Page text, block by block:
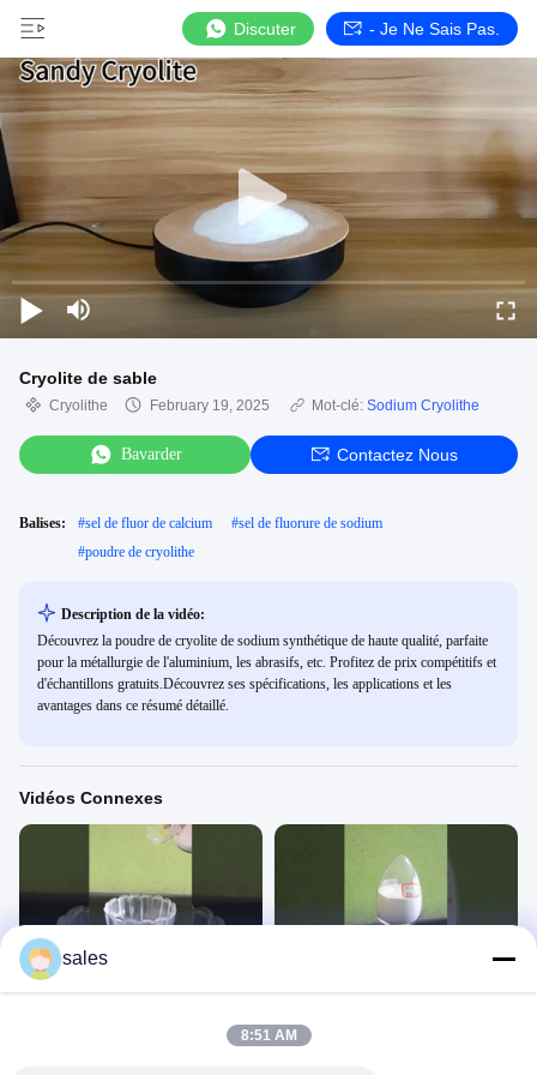
Discuter - Je Ne Sais Pas.
Cryolite de sable
Cryolithe February 19, 2025 Mot-clé: Sodium Cryolithe
Bavarder Contactez Nous
Balises: #sel de fluor de calcium #sel de fluorure de sodium
#poudre de cryolithe
Description de la vidéo:
Découvrez la poudre de cryolite de sodium synthétique de haute qualité, parfaite
pour la métallurgie de l'aluminium, les abrasifs, etc. Profitez de prix compétitifs et
d'échantillons gratuits.Découvrez ses spécifications, les applications et les
avantages dans ce résumé détaillé.
Vidéos Connexes
Cryolite synthétique en poudre
Cryolithe
July 14, 2025
sales
8:51 AM